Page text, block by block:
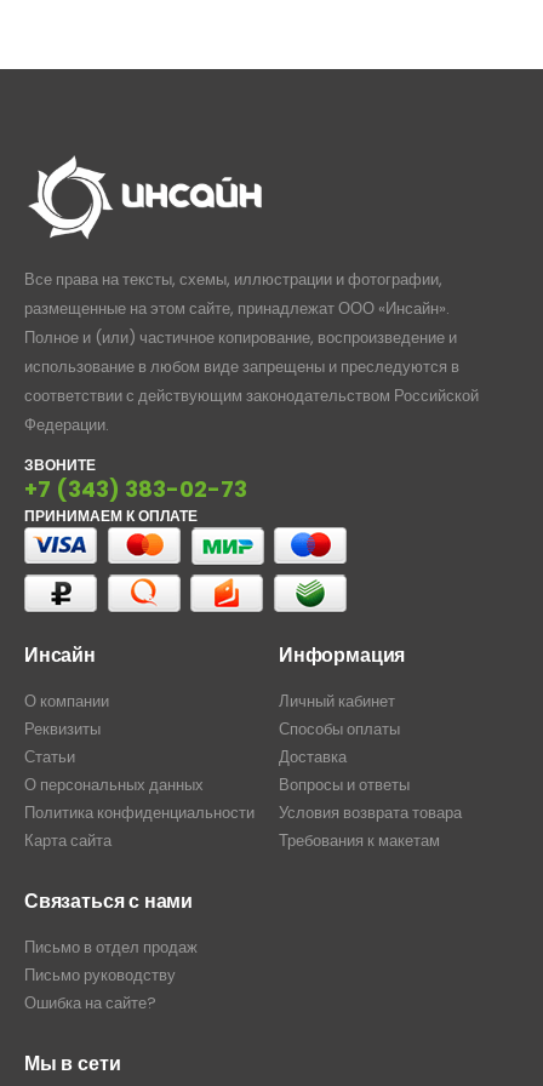
Все права на тексты, схемы, иллюстрации и фотографии,
размещенные на этом сайте, принадлежат ООО «Инсайн».
Полное и (или) частичное копирование, воспроизведение и
использование в любом виде запрещены и преследуются в
соответствии с действующим законодательством Российской
Федерации.
ЗВОНИТЕ
+7 (343) 383-02-73
ПРИНИМАЕМ К ОПЛАТЕ
Инсайн
О компании
Реквизиты
Статьи
О персональных данных
Политика конфиденциальности
Карта сайта
Информация
Личный кабинет
Способы оплаты
Доставка
Вопросы и ответы
Условия возврата товара
Требования к макетам
Связаться с нами
Письмо в отдел продаж
Письмо руководству
Ошибка на сайте?
Мы в сети